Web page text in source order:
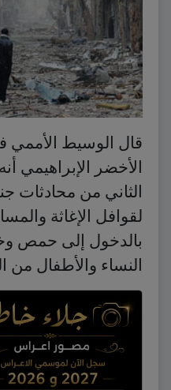
قال الوسيط الأممي
الأخضر الإبراهيمي
لقوافل الإغاثة
بالدخول إلى حمص
النساء والأطفال من